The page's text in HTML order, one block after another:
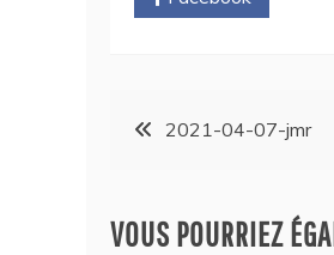
2021-04-07-jmr
VOUS POURRIEZ